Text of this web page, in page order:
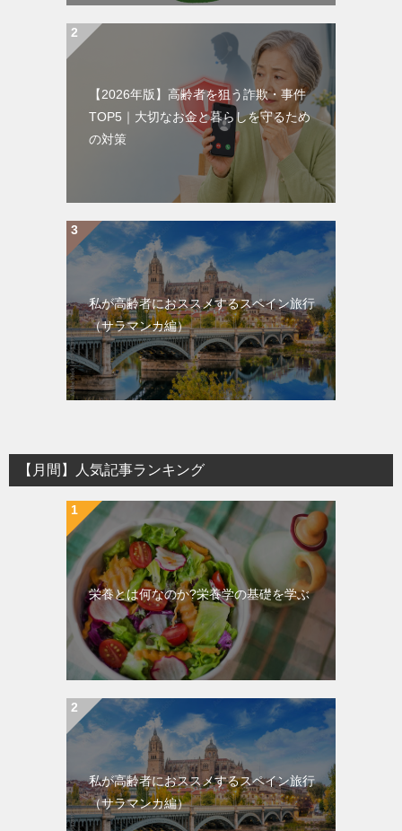
【2026年版】高齢者を狙う詐欺・事件
TOP5｜大切なお金と暮らしを守るため
の対策
私が高齢者におススメするスペイン旅行
（サラマンカ編）
【月間】人気記事ランキング
栄養とは何なのか?栄養学の基礎を学ぶ
私が高齢者におススメするスペイン旅行
（サラマンカ編）